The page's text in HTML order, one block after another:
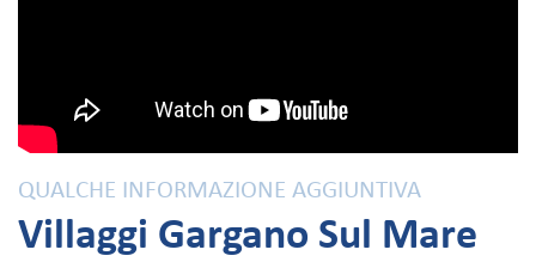
QUALCHE INFORMAZIONE AGGIUNTIVA
Villaggi Gargano Sul Mare